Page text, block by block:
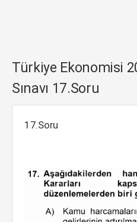
Türkiye Ekonomisi
Sınavı 17.Soru
17.Soru